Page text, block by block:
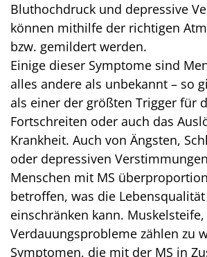
Bluthochdruck und depressive
können mithilfe der richtigen
bzw. gemildert werden.
Einige dieser Symptome sind
alles andere als unbekannt – so
als einer der größten Trigger für
Fortschreiten oder auch das
Krankheit. Auch von Ängsten,
oder depressiven
Menschen mit MS
betroffen, was die
einschränken kann.
Verdauungsprobleme zählen zu
Symptomen, die mit der MS in